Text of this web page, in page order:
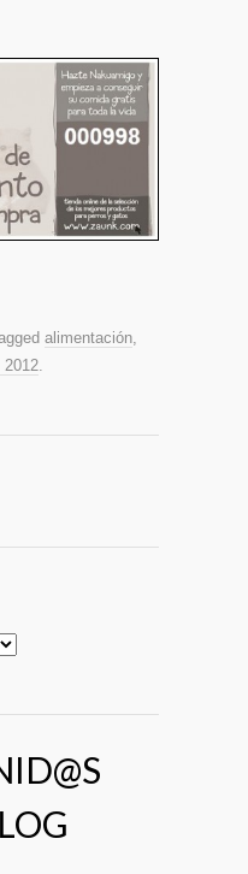
alimentación
2012